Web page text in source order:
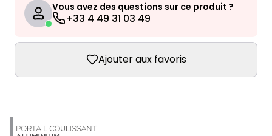
Vous avez des questions sur ce produit ?
+33 4 49 31 03 49
Ajouter aux favoris